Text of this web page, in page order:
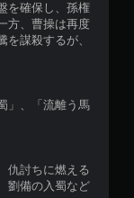
を確保し、孫権
方、曹操は再度
謀殺するが、
」、「流離う馬
仇討ちに燃える
劉備の入蜀など